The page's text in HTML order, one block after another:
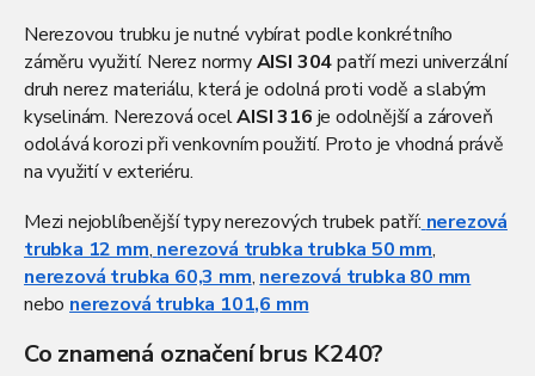
u
Nerezovou trubku je nutné vybírat podle konkrétního
záměru využití. Nerez normyAISI 304patří mezi univerzální
druh nerez materiálu, která je odolná proti vodě a slabým
kyselinám. Nerezová ocelAISI 316 je odolnější a zároveň
odolává korozi při venkovním použití. Proto je vhodná právě
na využití v exteriéru.
Mezi nejoblíbenější typy nerezových trubek patří: nerezová
trubka 12 mm, nerezová trubka trubka 50 mm,
nerezová trubka 60,3 mm, nerezová trubka 80 mm
nebo nerezová trubka 101,6 mm
Co znamená označení brus K240?